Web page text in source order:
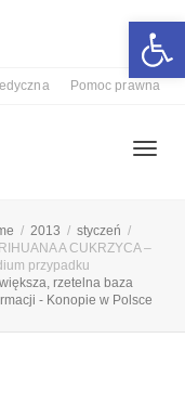
Pomoc prawna
2013
styczeń
A CUKRZYCA –
przypadku
rzetelna baza
- Konopie w Polsce